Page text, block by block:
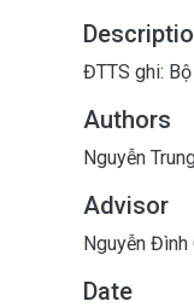
ĐTTS ghi:
Authors
Nguyễn
Advisor
Nguyễn Đình
Date